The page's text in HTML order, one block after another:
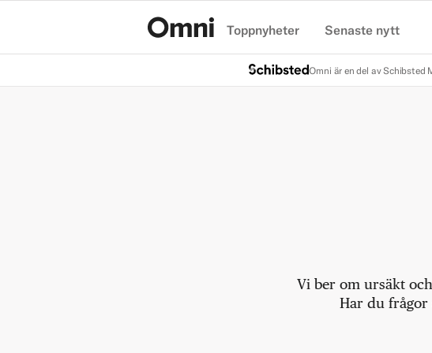
Toppnyheter Senaste nytt
Omni är en del av Schibsted
Vi ber om ursäkt
Har du frågor